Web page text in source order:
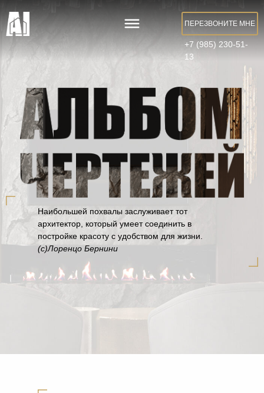
+7 (985) 230-51-
13
ПЕРЕЗВОНИТЕ МНЕ
Наибольшей похвалы заслуживает тот
архитектор, который умеет соединить в
постройке красоту с удобством для жизни.
(с)Лоренцо Бернини